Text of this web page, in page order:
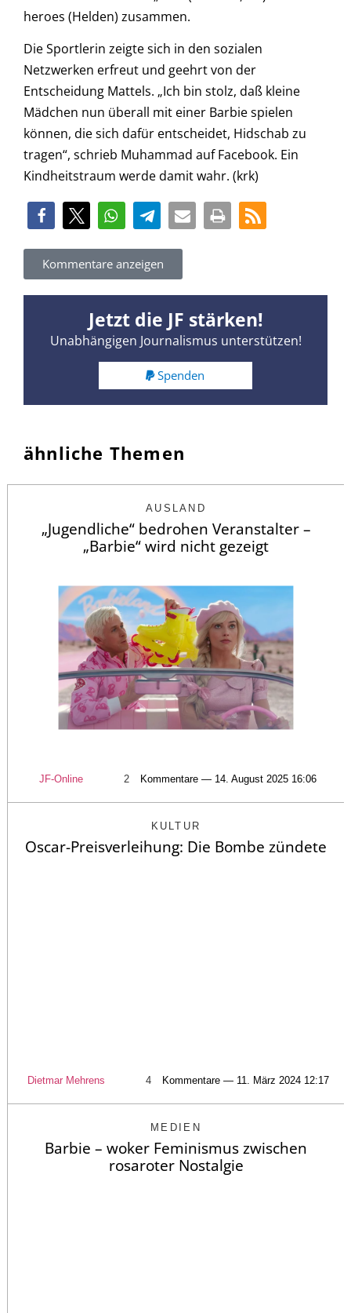
heroes (Helden) zusammen.
Die Sportlerin zeigte sich in den sozialen
Netzwerken erfreut und geehrt von der
Entscheidung Mattels. „Ich bin stolz, daß kleine
Mädchen nun überall mit einer Barbie spielen
können, die sich dafür entscheidet, Hidschab zu
tragen“, schrieb Muhammad auf Facebook. Ein
Kindheitstraum werde damit wahr. (krk)
Kommentare anzeigen
Jetzt die JF stärken!
Unabhängigen Journalismus unterstützen!
Spenden
ähnliche Themen
AUSLAND
„Jugendliche“ bedrohen Veranstalter –
„Barbie“ wird nicht gezeigt
JF-Online 2 Kommentare — 14. August 2025 16:06
KULTUR
Oscar-Preisverleihung: Die Bombe zündete
Dietmar Mehrens 4 Kommentare — 11. März 2024 12:17
MEDIEN
Barbie – woker Feminismus zwischen
rosaroter Nostalgie